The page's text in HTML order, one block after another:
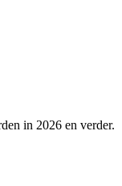
in 2026 en verder.